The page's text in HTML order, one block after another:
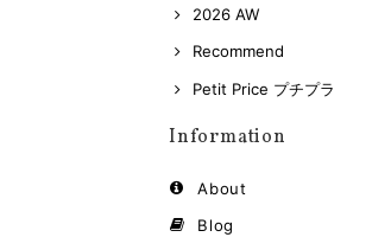
2026 AW
Recommend
Petit Price プチプラ
Information
About
Blog